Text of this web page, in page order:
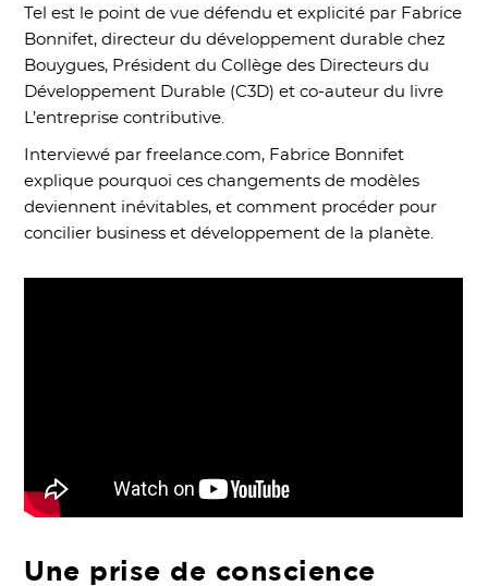
Tel est le point de vue défendu et explicité par Fabrice
Bonnifet, directeur du développement durable chez
Bouygues, Président du Collège des Directeurs du
Développement Durable (C3D) et co-auteur du livre
L’entreprise contributive.
Interviewé par freelance.com, Fabrice Bonnifet
explique pourquoi ces changements de modèles
deviennent inévitables, et comment procéder pour
concilier business et développement de la planète.
Une prise de conscience